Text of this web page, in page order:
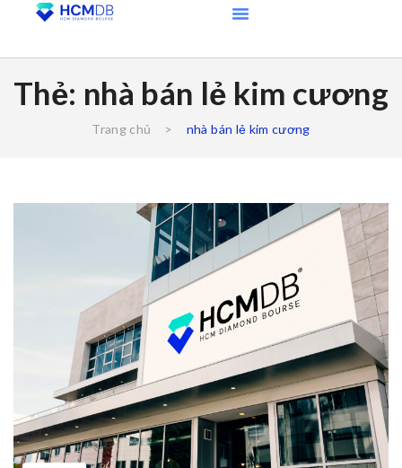
Thẻ: nhà bán lẻ kim cương
Trang chủ > nhà bán lẻ kim cương